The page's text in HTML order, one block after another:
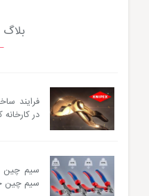
فرایند
در
سیم چین
سیم چین